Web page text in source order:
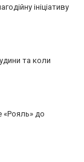
ініціативу
та коли
«Рояль» до